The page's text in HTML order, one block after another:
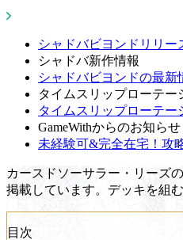
シャドバビヨンドリリー
シャドバ新作情報
シャドバビヨンドの最新
タイムスリップローテー
タイムスリップローテ
GameWithからのお知らせ
未経験可&完全在宅！攻
カースドソーサラー・リーズ
掲載しています。デッキを組
目次